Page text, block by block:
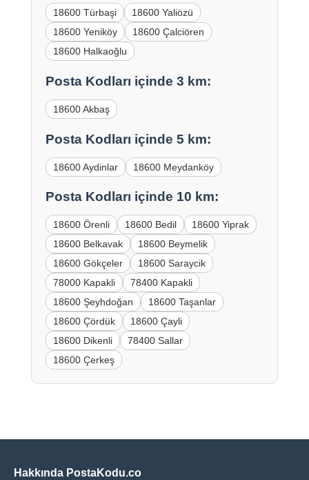
18600 Türbaşi
18600 Yaliözü
18600 Yeniköy
18600 Çalciören
18600 Halkaoğlu
Posta Kodları içinde 3 km:
18600 Akbaş
Posta Kodları içinde 5 km:
18600 Aydinlar 18600 Meydanköy
Posta Kodları içinde 10 km:
18600 Örenli 18600 Bedil
18600 Yiprak
18600 Belkavak
18600 Beymelik
18600 Gökçeler
18600 Saraycik
78000 Kapakli
78400 Kapakli
18600 Şeyhdoğan
18600 Taşanlar
18600 Çördük
18600 Çayli
18600 Dikenli
78400 Sallar
18600 Çerkeş
Hakkında PostaKodu.co